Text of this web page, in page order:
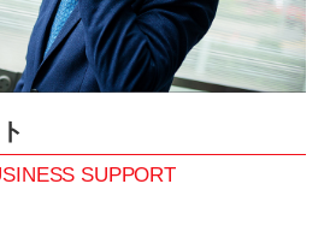
SUPPORT